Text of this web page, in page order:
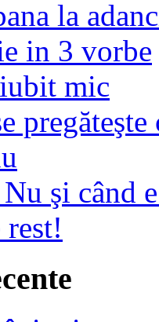
la
in 3 vorbe
mic
pregăteşte
şi când